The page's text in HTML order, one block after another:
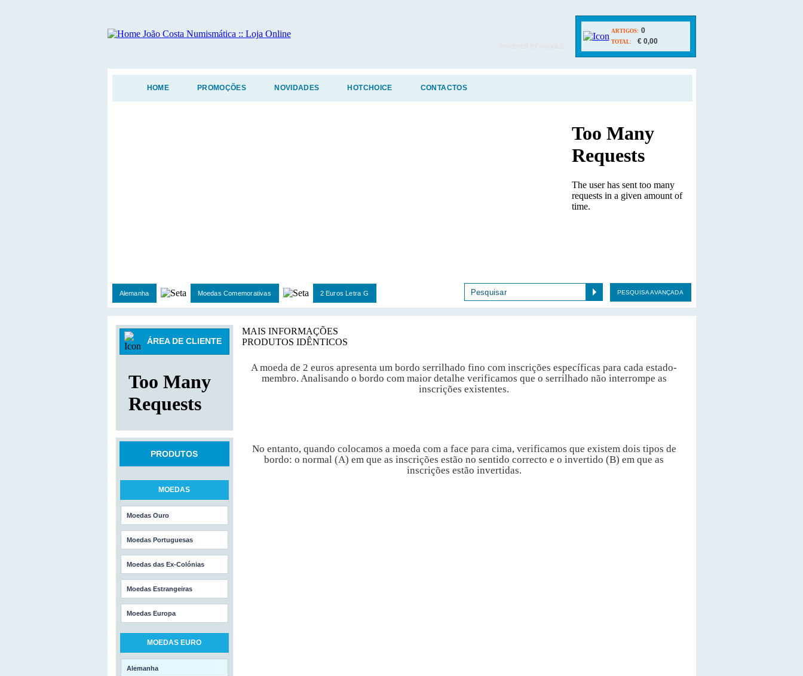
ARTIGOS: 0
TOTAL: € 0,00
HOME PROMOÇÕES NOVIDADES HOTCHOICE CONTACTOS
Alemanha Moedas Comemorativas 2 Euros Letra G PESQUISA AVANÇADA
ÁREA DE CLIENTE
PRODUTOS
MOEDAS
Moedas Ouro
Moedas Portuguesas
Moedas das Ex-Colónias
Moedas Estrangeiras
Moedas Europa
MOEDAS EURO
Alemanha
MAIS INFORMAÇÕES
PRODUTOS IDÊNTICOS
A moeda de 2 euros apresenta um bordo serrilhado fino com inscrições específicas para cada estado-
membro. Analisando o bordo com maior detalhe verificamos que o serrilhado não interrompe as
inscrições existentes.
No entanto, quando colocamos a moeda com a face para cima, verificamos que existem dois tipos de
bordo: o normal (A) em que as inscrições estão no sentido correcto e o invertido (B) em que as
inscrições estão invertidas.